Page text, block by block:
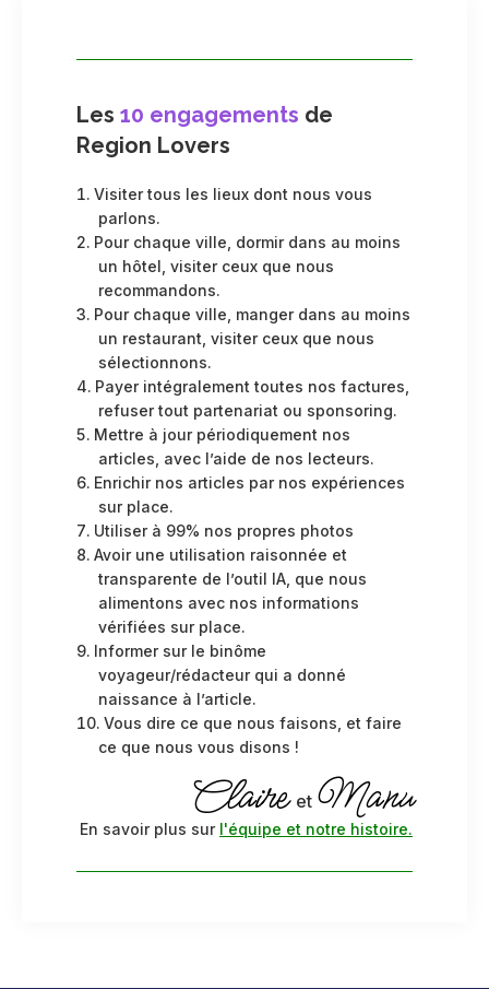
Les 10 engagements de
Region Lovers
Visiter tous les lieux dont nous vous
parlons.
Pour chaque ville, dormir dans au moins
un hôtel, visiter ceux que nous
recommandons.
Pour chaque ville, manger dans au moins
un restaurant, visiter ceux que nous
sélectionnons.
Payer intégralement toutes nos factures,
refuser tout partenariat ou sponsoring.
Mettre à jour périodiquement nos
articles, avec l’aide de nos lecteurs.
Enrichir nos articles par nos expériences
sur place.
Utiliser à 99% nos propres photos
Avoir une utilisation raisonnée et
transparente de l’outil IA, que nous
alimentons avec nos informations
vérifiées sur place.
Informer sur le binôme
voyageur/rédacteur qui a donné
naissance à l’article.
Vous dire ce que nous faisons, et faire
ce que nous vous disons !
Claire et Manu
En savoir plus sur l'équipe et notre histoire.